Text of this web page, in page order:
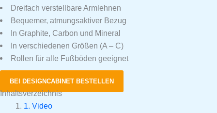
Dreifach verstellbare Armlehnen
Bequemer, atmungsaktiver Bezug
In Graphite, Carbon und Mineral
In verschiedenen Größen (A – C)
Rollen für alle Fußböden geeignet
BEI DESIGNCABINET BESTELLEN
Inhaltsverzeichnis
1. Video